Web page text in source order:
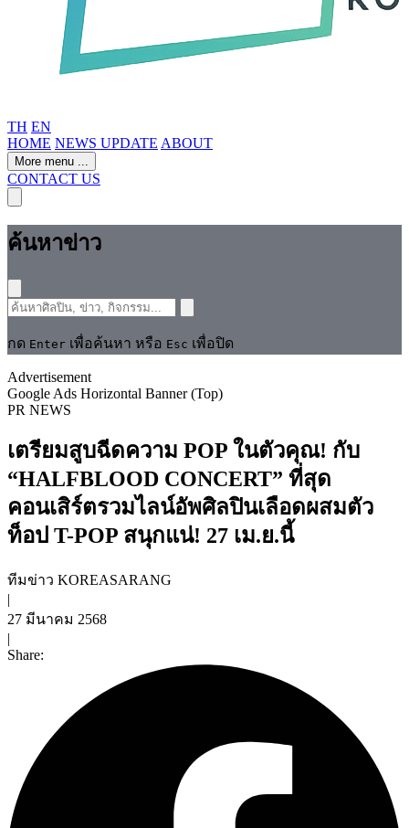
TH EN
HOME NEWS UPDATE ABOUT
More menu ...
CONTACT US
ค้นหาข่าว
กด Enter เพื่อค้นหา หรือ Esc เพื่อปิด
Advertisement
Google Ads Horizontal Banner (Top)
PR NEWS
เตรียมสูบฉีดความ POP ในตัวคุณ! กับ
“HALFBLOOD CONCERT” ที่สุด
คอนเสิร์ตรวมไลน์อัพศิลปินเลือดผสมตัว
ท็อป T-POP สนุกแน่! 27 เม.ย.นี้
ทีมข่าว KOREASARANG
|
27 มีนาคม 2568
|
Share: